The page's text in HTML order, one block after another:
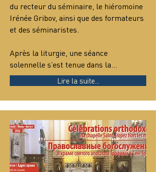
du recteur du séminaire, le hiéromoine
Irénée Gribov, ainsi que des formateurs
et des séminaristes.
Après la liturgie, une séance
solennelle s’est tenue dans la…
Lire la suite...